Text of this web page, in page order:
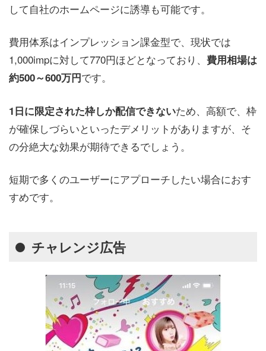
して自社のホームページに誘導も可能です。
費用体系はインプレッション課金型で、現状では
1,000impに対して770円ほどとなっており、 費用相場は
約500～600万円です。
1日に限定された枠しか配信できないため、高額で、枠
が確保しづらいといったデメリットがありますが、そ
の分絶大な効果が期待できるでしょう。
短期で多くのユーザーにアプローチしたい場合におす
すめです。
チャレンジ広告